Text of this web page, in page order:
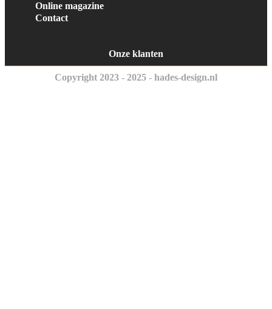
Online magazine
Contact
Onze klanten
Copyright 2023 - 2025 - hades-design.nl